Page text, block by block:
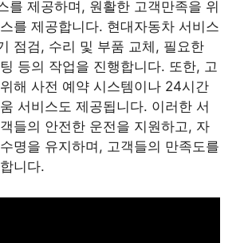
를 제공하며, 원활한 고객만족을 위
를 제공합니다. 현대자동차 서비스
점검, 수리 및 부품 교체, 필요한
등의 작업을 진행합니다. 또한, 고
해 사전 예약 시스템이나 24시간
서비스도 제공됩니다. 이러한 서
들의 안전한 운전을 지원하고, 자
명을 유지하며, 고객들의 만족도를
니다.